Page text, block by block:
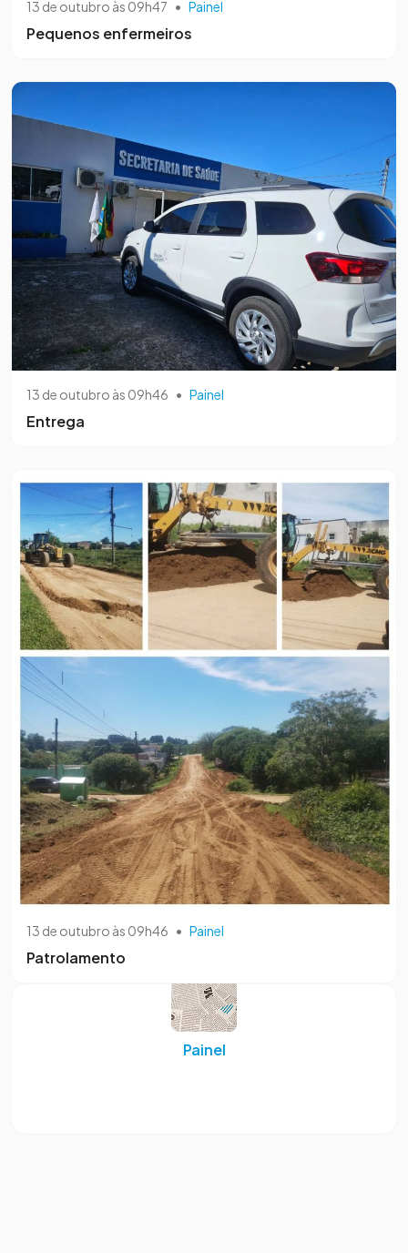
13 de outubro às 09h47 • Painel
Pequenos enfermeiros
13 de outubro às 09h46 • Painel
Entrega
13 de outubro às 09h46 • Painel
Patrolamento
Painel